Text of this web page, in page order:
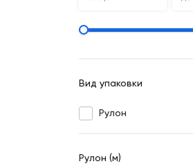
Вид упаковки
Рулон
Рулон (м)